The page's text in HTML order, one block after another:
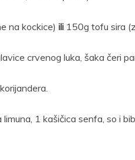
na kockice) ili 150g tofu sira
crvenog luka, šaka čeri
1 kašičica senfa, so i